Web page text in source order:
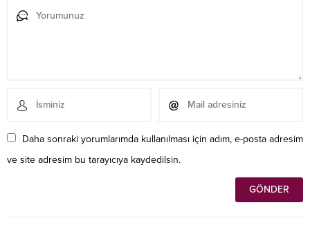
Daha sonraki yorumlarımda kullanılması için adım, e-posta adresim
ve site adresim bu tarayıcıya kaydedilsin.